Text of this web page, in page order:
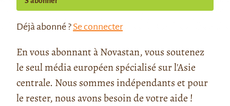
Déjà abonné ? Se connecter
En vous abonnant à Novastan, vous soutenez
le seul média européen spécialisé sur l'Asie
centrale. Nous sommes indépendants et pour
le rester, nous avons besoin de votre aide !